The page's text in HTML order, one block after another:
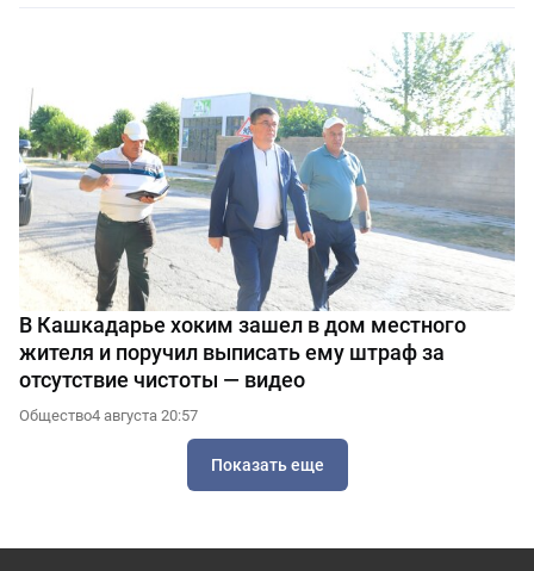
В Кашкадарье хоким зашел в дом местного
жителя и поручил выписать ему штраф за
отсутствие чистоты — видео
Общество4 августа 20:57
Показать еще